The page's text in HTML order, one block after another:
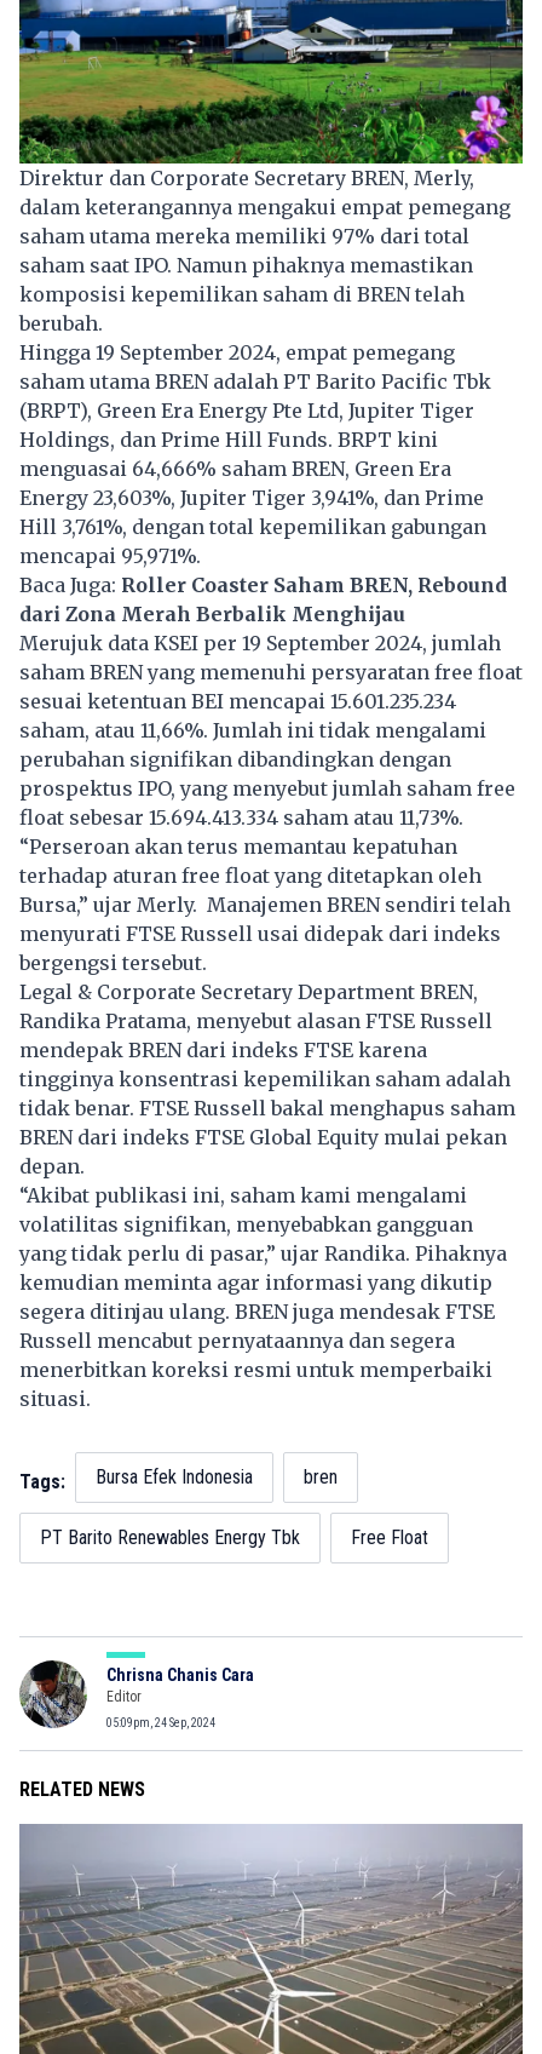
Direktur dan Corporate Secretary BREN, Merly,
dalam keterangannya mengakui empat pemegang
saham utama mereka memiliki 97% dari total
saham saat IPO. Namun pihaknya memastikan
komposisi kepemilikan saham di BREN telah
berubah.
Hingga 19 September 2024, empat pemegang
saham utama BREN adalah PT Barito Pacific Tbk
(BRPT), Green Era Energy Pte Ltd, Jupiter Tiger
Holdings, dan Prime Hill Funds. BRPT kini
menguasai 64,666% saham BREN, Green Era
Energy 23,603%, Jupiter Tiger 3,941%, dan Prime
Hill 3,761%, dengan total kepemilikan gabungan
mencapai 95,971%.
Baca Juga: Roller Coaster Saham BREN, Rebound
dari Zona Merah Berbalik Menghijau
Merujuk data KSEI per 19 September 2024, jumlah
saham BREN yang memenuhi persyaratan free float
sesuai ketentuan BEI mencapai 15.601.235.234
saham, atau 11,66%. Jumlah ini tidak mengalami
perubahan signifikan dibandingkan dengan
prospektus IPO, yang menyebut jumlah saham free
float sebesar 15.694.413.334 saham atau 11,73%.
“Perseroan akan terus memantau kepatuhan
terhadap aturan free float yang ditetapkan oleh
Bursa,” ujar Merly. Manajemen BREN sendiri telah
menyurati FTSE Russell usai didepak dari indeks
bergengsi tersebut.
Legal & Corporate Secretary Department BREN,
Randika Pratama, menyebut alasan FTSE Russell
mendepak BREN dari indeks FTSE karena
tingginya konsentrasi kepemilikan saham adalah
tidak benar. FTSE Russell bakal menghapus saham
BREN dari indeks FTSE Global Equity mulai pekan
depan.
“Akibat publikasi ini, saham kami mengalami
volatilitas signifikan, menyebabkan gangguan
yang tidak perlu di pasar,” ujar Randika. Pihaknya
kemudian meminta agar informasi yang dikutip
segera ditinjau ulang. BREN juga mendesak FTSE
Russell mencabut pernyataannya dan segera
menerbitkan koreksi resmi untuk memperbaiki
situasi.
Tags: Bursa Efek Indonesia bren
PT Barito Renewables Energy Tbk Free Float
Chrisna Chanis Cara
Editor
05:09pm, 24 Sep, 2024
RELATED NEWS